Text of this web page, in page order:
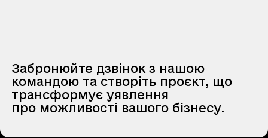
Забронюйте дзвінок з нашою
командою та створіть проєкт, що
трансформує уявлення
про можливості вашого бізнесу.